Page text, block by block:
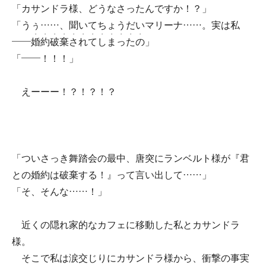
「カサンドラ様、どうなさったんですか！？」
「うぅ……、聞いてちょうだいマリーナ……。実は私
――婚
・
約
・
破
・
棄
・
さ
・
れ
・
て
・
し
・
ま
・
っ
・
た
・
の
・
」
「――！！！」
えーーー！？！？！？
「ついさっき舞踏会の最中、唐突にランベルト様が『君
との婚約は破棄する！』って言い出して……」
「そ、そんな……！」
近くの隠れ家的なカフェに移動した私とカサンドラ
様。
そこで私は涙交じりにカサンドラ様から、衝撃の事実